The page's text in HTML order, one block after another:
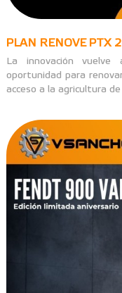
PLAN RENOVE PTX
La innovación
oportunidad para
acceso a la agricultura de